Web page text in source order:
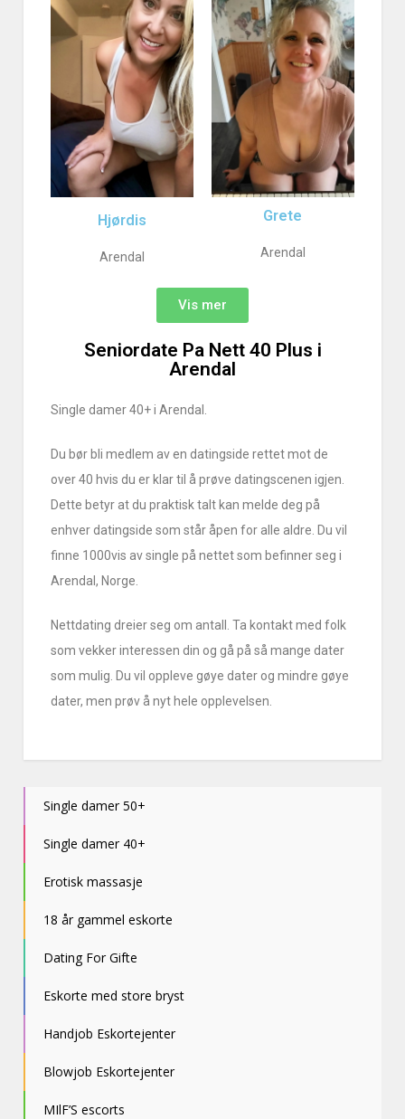
Hjørdis
Arendal
Grete
Arendal
Vis mer
Seniordate Pa Nett 40 Plus i
Arendal
Single damer 40+ i Arendal.
Du bør bli medlem av en datingside rettet mot de
over 40 hvis du er klar til å prøve datingscenen igjen.
Dette betyr at du praktisk talt kan melde deg på
enhver datingside som står åpen for alle aldre. Du vil
finne 1000vis av single på nettet som befinner seg i
Arendal, Norge.
Nettdating dreier seg om antall. Ta kontakt med folk
som vekker interessen din og gå på så mange dater
som mulig. Du vil oppleve gøye dater og mindre gøye
dater, men prøv å nyt hele opplevelsen.
Single damer 50+
Single damer 40+
Erotisk massasje
18 år gammel eskorte
Dating For Gifte
Eskorte med store bryst
Handjob Eskortejenter
Blowjob Eskortejenter
MIlF’S escorts